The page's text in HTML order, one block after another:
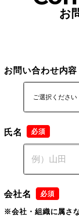
お
お問い合わせ内容
氏名
会社名
※会社・組織に属さ